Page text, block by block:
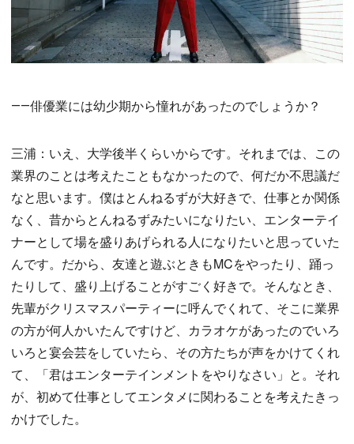
――俳優業には幼少期から憧れがあったのでしょうか？
三浦：いえ、大学後半くらいからです。それまでは、この
業界のことは考えたこともなかったので、何だか不思議だ
なと思います。僕はとんねるずが大好きで、仕事とか関係
なく、昔からとんねるずみたいになりたい、エンターテイ
ナーとして場を盛りあげられる人になりたいと思っていた
んです。だから、友達と遊ぶときもMCをやったり、踊っ
たりして、盛り上げることがすごく好きで。そんなとき、
先輩がクリスマスパーティーに呼んでくれて、そこに業界
の方が何人かいたんですけど、カラオケがあったのでいろ
いろと宴会芸をしていたら、その方たちが声をかけてくれ
て、「君はエンターテインメントをやりなさい」と。それ
が、初めて仕事としてエンタメに関わることを考えたきっ
かけでした。